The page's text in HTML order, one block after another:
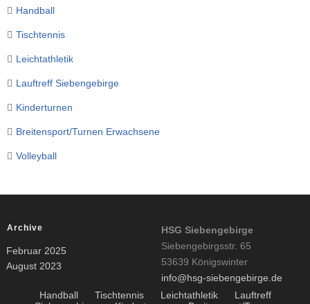
Handball
Tischtennis
Leichtathletik
Lauftreff Siebengebirge
Kinderturnen
Breitensport/Turnen Erwachsene
Volleyball
Archive
Februar 2025
August 2023
HSG Siebengebirge
Siebengebirgsstr. 65
53639 Königswinter
info@hsg-siebengebirge.de
Handball
Tischtennis Leichtathletik
Lauftreff